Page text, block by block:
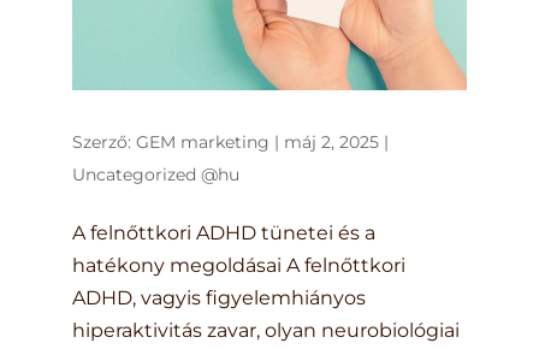
Szerző: GEM marketing | máj 2, 2025|
Uncategorized @hu
A felnőttkori ADHD tünetei és a
hatékony megoldásai A felnőttkori
ADHD, vagyis figyelemhiányos
hiperaktivitás zavar, olyan neurobiológiai